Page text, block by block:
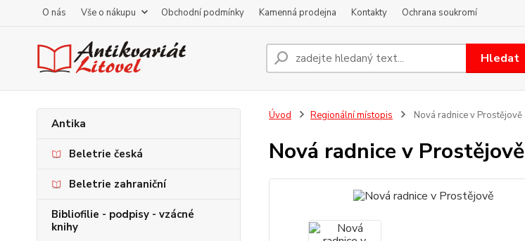
O nás Vše o nákupu Obchodní podmínky Kamenná prodejna Kontakty Ochrana soukromí
Hledat
Antika
Beletrie česká
Beletrie zahraniční
Bibliofilie - podpisy - vzácné
knihy
Úvod Regionální místopis Nová radnice v Prostějově
Nová radnice v Prostějově